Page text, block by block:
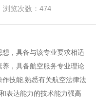
览次数：474
，具备与该专业要求相适
，具备航空服务专业理论
技能,熟悉有关航空法律法
表达能力的技术能力强高